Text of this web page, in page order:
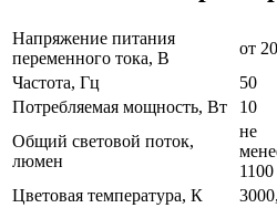
Напряжение питания
переменного тока, В
от
Частота, Гц
50
Потребляемая мощность, Вт
10
Общий световой поток,
люмен
не
1100
Цветовая температура, К